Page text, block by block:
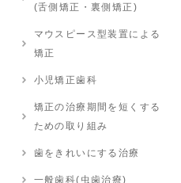
(舌側矯正・裏側矯正)
マウスピース型装置による
矯正
小児矯正歯科
矯正の治療期間を短くする
ための取り組み
歯をきれいにする治療
一般歯科(虫歯治療)